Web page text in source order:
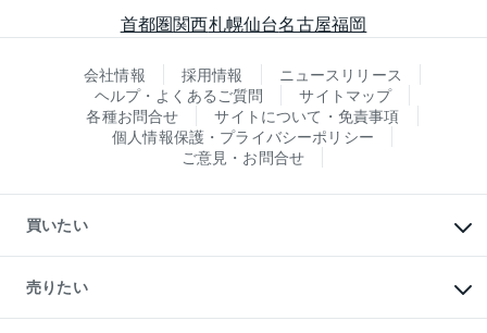
首都圏関西札幌仙台名古屋福岡
会社情報 採用情報
ニュースリリース
ヘルプ・よくあるご質問
サイトマップ
各種お問合せ
サイトについて・免責事項
個人情報保護・プライバシーポリシー
ご意見・お問合せ
買いたい
新築・分譲マンションの購入
中古マンションの購入
一戸建ての購入
売りたい